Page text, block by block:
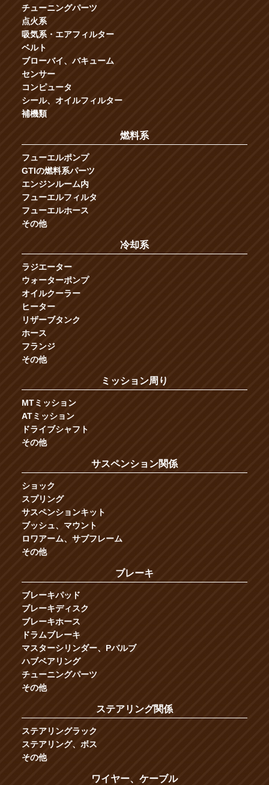
チューニングパーツ
点火系
吸気系・エアフィルター
ベルト
ブローバイ、バキューム
センサー
コンピュータ
シール、オイルフィルター
補機類
燃料系
フューエルポンプ
GTIの燃料系パーツ
エンジンルーム内
フューエルフィルタ
フューエルホース
その他
冷却系
ラジエーター
ウォーターポンプ
オイルクーラー
ヒーター
リザーブタンク
ホース
フランジ
その他
ミッション周り
MTミッション
ATミッション
ドライブシャフト
その他
サスペンション関係
ショック
スプリング
サスペンションキット
ブッシュ、マウント
ロワアーム、サブフレーム
その他
ブレーキ
ブレーキパッド
ブレーキディスク
ブレーキホース
ドラムブレーキ
マスターシリンダー、Pバルブ
ハブベアリング
チューニングパーツ
その他
ステアリング関係
ステアリングラック
ステアリング、ボス
その他
ワイヤー、ケーブル